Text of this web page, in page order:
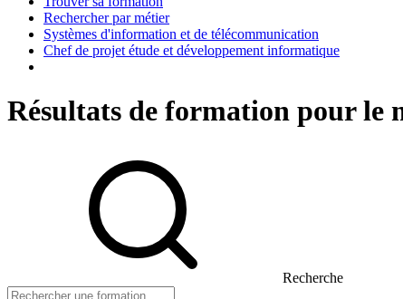
Rechercher par métier
Systèmes d'information et de télécommunication
Chef de projet étude et développement informatique
Résultats de formation pour le
Recherche